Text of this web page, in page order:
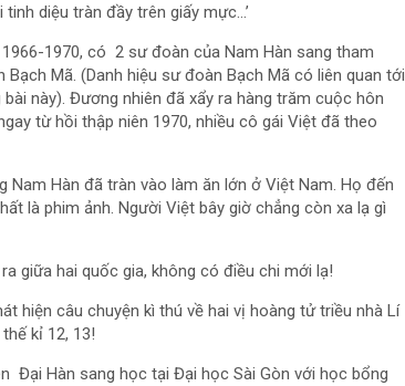
diệu tràn đầy trên giấy mực…’
1970, có 2 sư đoàn của Nam Hàn sang tham
Mã. (Danh hiệu sư đoàn Bạch Mã có liên quan tới
này). Đương nhiên đã xẩy ra hàng trăm cuộc hôn
từ hồi thập niên 1970, nhiều cô gái Việt đã theo
Nam Hàn đã tràn vào làm ăn lớn ở Việt Nam. Họ đến
là phim ảnh. Người Việt bây giờ chẳng còn xa lạ gì
giữa hai quốc gia, không có điều chi mới lạ!
hiện câu chuyện kì thú về hai vị hoàng tử triều nhà Lí
kỉ 12, 13!
Đại Hàn sang học tại Đại học Sài Gòn với học bổng